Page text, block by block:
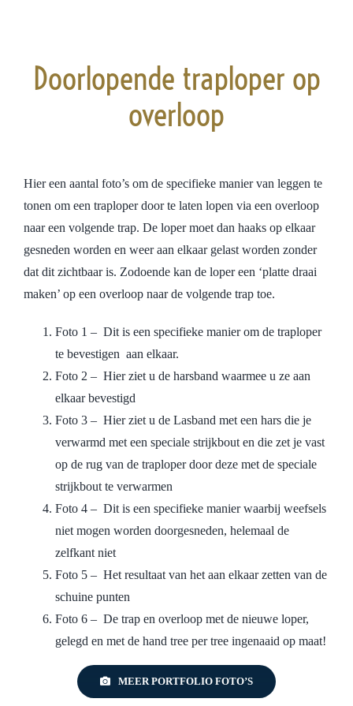
Doorlopende traploper op
overloop
Hier een aantal foto’s om de specifieke manier van leggen te
tonen om een traploper door te laten lopen via een overloop
naar een volgende trap. De loper moet dan haaks op elkaar
gesneden worden en weer aan elkaar gelast worden zonder
dat dit zichtbaar is. Zodoende kan de loper een ‘platte draai
maken’ op een overloop naar de volgende trap toe.
Foto 1 – Dit is een specifieke manier om de traploper
te bevestigen aan elkaar.
Foto 2 – Hier ziet u de harsband waarmee u ze aan
elkaar bevestigd
Foto 3 – Hier ziet u de Lasband met een hars die je
verwarmd met een speciale strijkbout en die zet je vast
op de rug van de traploper door deze met de speciale
strijkbout te verwarmen
Foto 4 – Dit is een specifieke manier waarbij weefsels
niet mogen worden doorgesneden, helemaal de
zelfkant niet
Foto 5 – Het resultaat van het aan elkaar zetten van de
schuine punten
Foto 6 – De trap en overloop met de nieuwe loper,
gelegd en met de hand tree per tree ingenaaid op maat!
MEER PORTFOLIO FOTO’S